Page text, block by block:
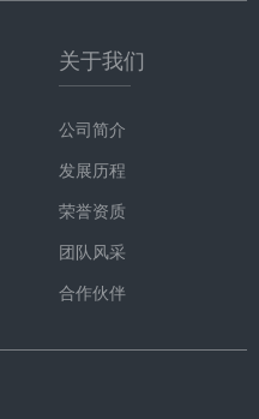
关于我们
公司简介
发展历程
荣誉资质
团队风采
合作伙伴